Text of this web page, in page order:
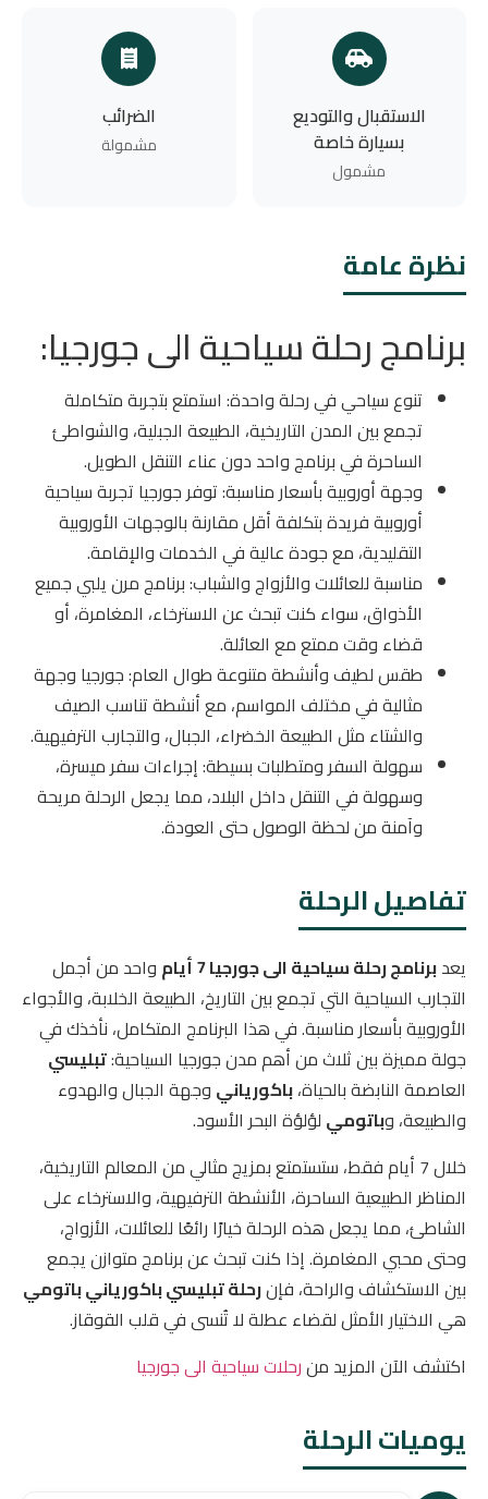
الاستقبال والتوديع
بسيارة خاصة
مشمول
الضرائب
مشمولة
نظرة عامة
برنامج رحلة سياحية الى جورجيا:
تنوع سياحي في رحلة واحدة: استمتع بتجربة متكاملة
تجمع بين المدن التاريخية، الطبيعة الجبلية، والشواطئ
الساحرة في برنامج واحد دون عناء التنقل الطويل.
وجهة أوروبية بأسعار مناسبة: توفر جورجيا تجربة سياحية
أوروبية فريدة بتكلفة أقل مقارنة بالوجهات الأوروبية
التقليدية، مع جودة عالية في الخدمات والإقامة.
مناسبة للعائلات والأزواج والشباب: برنامج مرن يلبي جميع
الأذواق، سواء كنت تبحث عن الاسترخاء، المغامرة، أو
قضاء وقت ممتع مع العائلة.
طقس لطيف وأنشطة متنوعة طوال العام: جورجيا وجهة
مثالية في مختلف المواسم، مع أنشطة تناسب الصيف
والشتاء مثل الطبيعة الخضراء، الجبال، والتجارب الترفيهية.
سهولة السفر ومتطلبات بسيطة: إجراءات سفر ميسرة،
وسهولة في التنقل داخل البلاد، مما يجعل الرحلة مريحة
وآمنة من لحظة الوصول حتى العودة.
تفاصيل الرحلة
يعدبرنامج رحلة سياحية الى جورجيا 7 أيام
واحد من أجمل
التجارب السياحية التي تجمع بين التاريخ، الطبيعة الخلابة، والأجواء
الأوروبية بأسعار مناسبة. في هذا البرنامج المتكامل، نأخذك في
جولة مميزة بين ثلاث من أهم مدن جورجيا السياحية:تبليسي
العاصمة النابضة بالحياة،باكورياني وجهة الجبال والهدوء
والطبيعة، وباتومي لؤلؤة البحر الأسود.
خلال 7 أيام فقط، ستستمتع بمزيج مثالي من المعالم التاريخية،
المناظر الطبيعية الساحرة، الأنشطة الترفيهية، والاسترخاء على
الشاطئ، مما يجعل هذه الرحلة خيارًا رائعًا للعائلات، الأزواج،
وحتى محبي المغامرة. إذا كنت تبحث عن برنامج متوازن يجمع
بين الاستكشاف والراحة، فإنرحلة تبليسي باكورياني باتومي
هي الاختيار الأمثل لقضاء عطلة لا تُنسى في قلب القوقاز.
اكتشف الآن المزيد منرحلات سياحية الى جورجيا
يوميات الرحلة